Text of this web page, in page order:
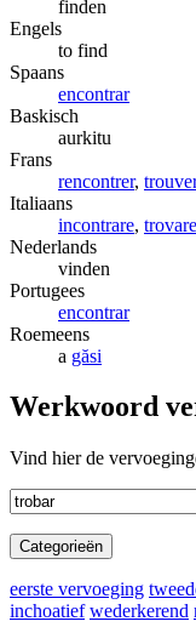
finden
Engels
to find
Spaans
encontrar
Baskisch
aurkitu
Frans
rencontrer,
Italiaans
incontrare, trovare
Nederlands
vinden
Portugees
encontrar
Roemeens
a găsi
Werkwoord
Vind hier de
Categorieën
eerste vervoeging
inchoatief wederkerend